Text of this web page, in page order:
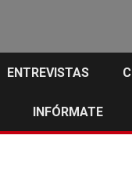
ENTREVISTAS
INFÓRMATE